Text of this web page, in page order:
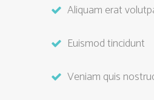
Aliquam erat
Euismod tincidunt
Veniam quis